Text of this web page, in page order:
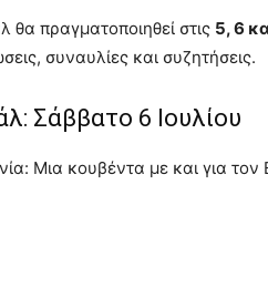
θα πραγματοποιηθεί στις 5, 6
συναυλίες και συζητήσεις.
Σάββατο 6 Ιουλίου
Μια κουβέντα με και για τον